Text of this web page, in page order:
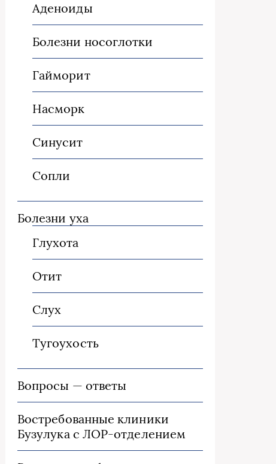
Аденоиды
Болезни носоглотки
Гайморит
Насморк
Синусит
Сопли
Болезни уха
Глухота
Отит
Слух
Тугоухость
Вопросы — ответы
Востребованные клиники
Бузулука с ЛОР-отделением